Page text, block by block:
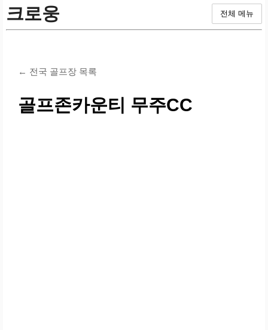
크로웅 전체 메뉴
← 전국 골프장 목록
골프존카운티 무주CC